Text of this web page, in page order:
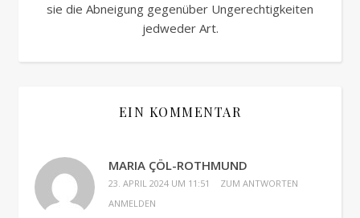
sie die Abneigung gegenüber Ungerechtigkeiten
jedweder Art.
EIN KOMMENTAR
MARIA ÇÖL-ROTHMUND
23. APRIL 2024 UM 11:51
ZUM ANTWORTEN
ANMELDEN